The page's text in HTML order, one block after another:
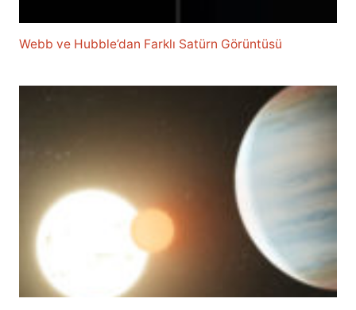
Webb ve Hubble’dan Farklı Satürn Görüntüsü